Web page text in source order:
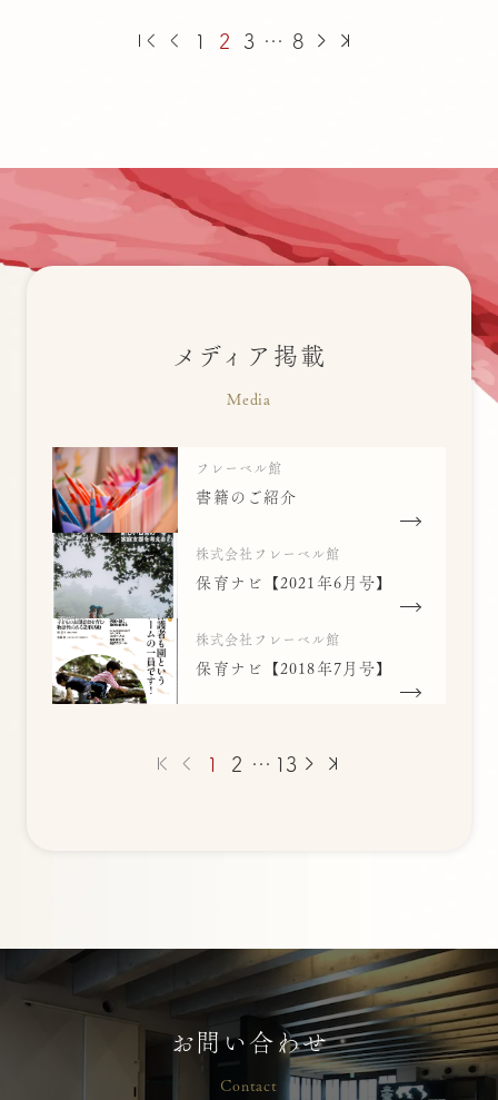
1 2 3 … 8
メディア掲載
Media
フレーベル館
書籍のご紹介
株式会社フレーベル館
保育ナビ【2021年6月号】
株式会社フレーベル館
保育ナビ【2018年7月号】
1 2 … 13
お問い合わせ
Contact